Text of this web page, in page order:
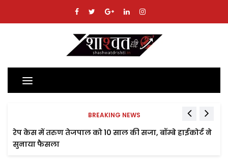
Toggle
navigation
BREAKING NEWS
रेप केस में तरुण तेजपाल को 10 साल की सजा, बॉम्बे हाईकोर्ट ने
सुनाया फैसला